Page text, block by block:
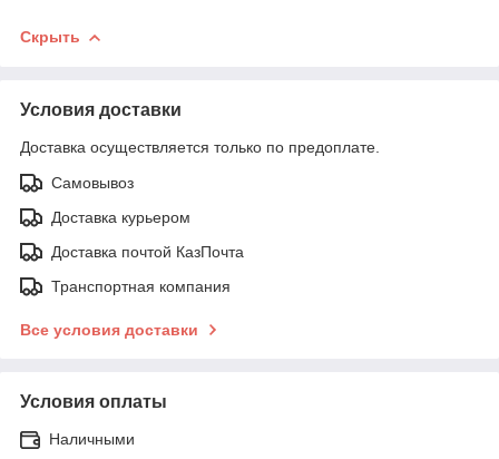
Скрыть
Условия доставки
Доставка осуществляется только по предоплате.
Самовывоз
Доставка курьером
Доставка почтой КазПочта
Транспортная компания
Все условия доставки
Условия оплаты
Наличными